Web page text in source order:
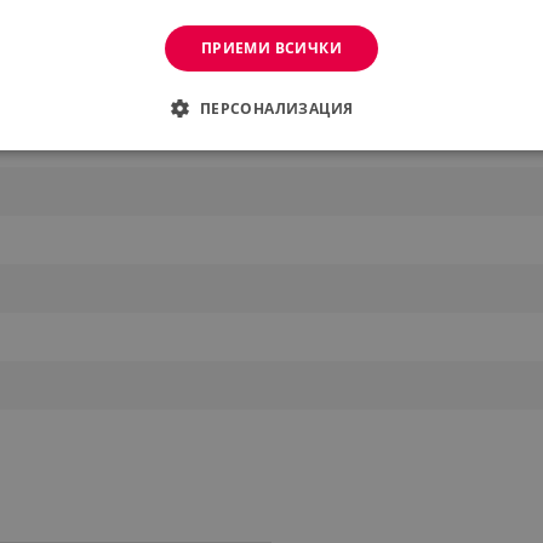
ПРИЕМИ ВСИЧКИ
ПЕРСОНАЛИЗАЦИЯ
ЕФЕКТИВНОСТ ТАРГЕТИРАНЕ